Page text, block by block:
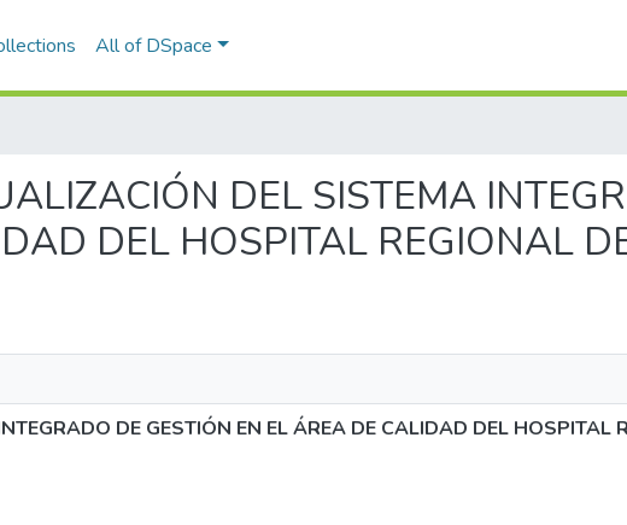
All of DSpace
DEL SISTEMA
DEL HOSPITAL REGIONAL
DE GESTIÓN EN EL ÁREA DE CALIDAD DEL HOSPITAL